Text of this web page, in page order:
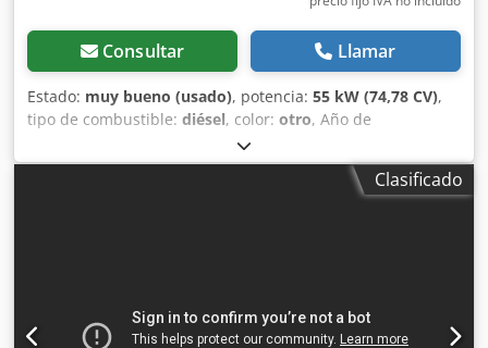
Consultar Llamar
Estado: muy bueno (usado), potencia: 55 kW (74,78 CV),
tipo de combustible: diésel, color: otro, Año de
, horas de funcionamiento:
Equipamiento:aire acondicionado, Información técnica
Dodpfxjxn S N Ro Alyeck Número de cilindros: 4 Cilindrada
Otras opciones y equipamiento = - Faro(s) de trabajo -
Clasificado